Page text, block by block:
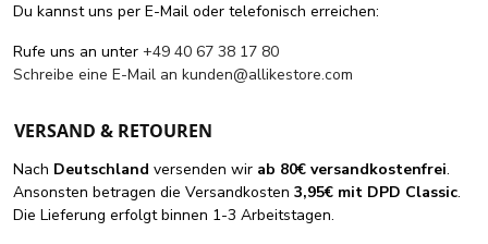
Du kannst uns per E-Mail oder telefonisch erreichen:
Rufe uns an unter +49 40 67 38 17 80
Schreibe eine E-Mail an kunden@allikestore.com
VERSAND & RETOUREN
Nach Deutschland versenden wir ab 80€ versandkostenfrei.
Ansonsten betragen die Versandkosten 3,95€ mit DPD Classic.
Die Lieferung erfolgt binnen 1-3 Arbeitstagen.